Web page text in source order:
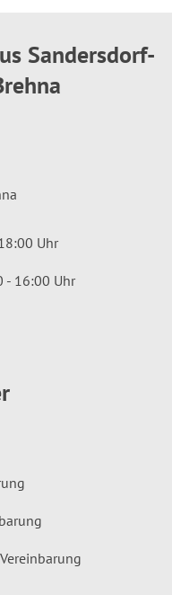
Sandersdorf-
Uhr
- 16:00 Uhr